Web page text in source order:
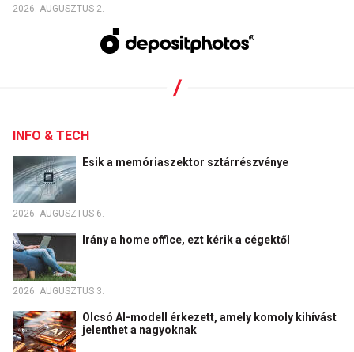
2026. AUGUSZTUS 2.
INFO & TECH
Esik a memóriaszektor sztárrészvénye
2026. AUGUSZTUS 6.
Irány a home office, ezt kérik a cégektől
2026. AUGUSZTUS 3.
Olcsó AI-modell érkezett, amely komoly kihívást
jelenthet a nagyoknak